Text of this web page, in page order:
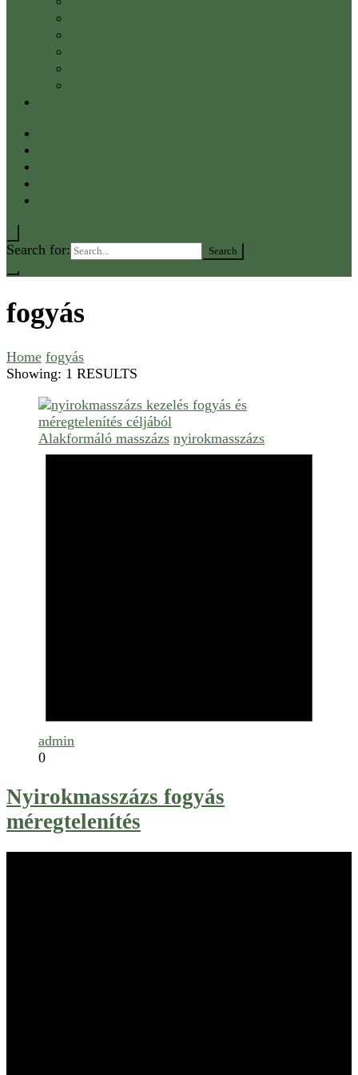
Search for:
fogyás
Home fogyás
Showing: 1 RESULTS
Alakformáló masszázs nyirokmasszázs
admin
0
Nyirokmasszázs fogyás
méregtelenítés